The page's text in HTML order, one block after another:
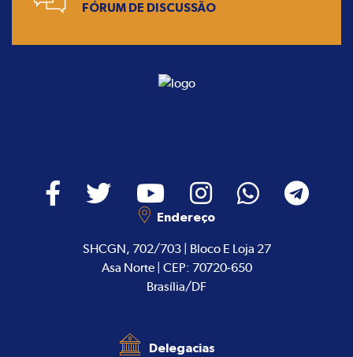
FÓRUM DE DISCUSSÃO
Endereço
SHCGN, 702/703 | Bloco E Loja 27
Asa Norte | CEP: 70720-650
Brasília/DF
Delegacias